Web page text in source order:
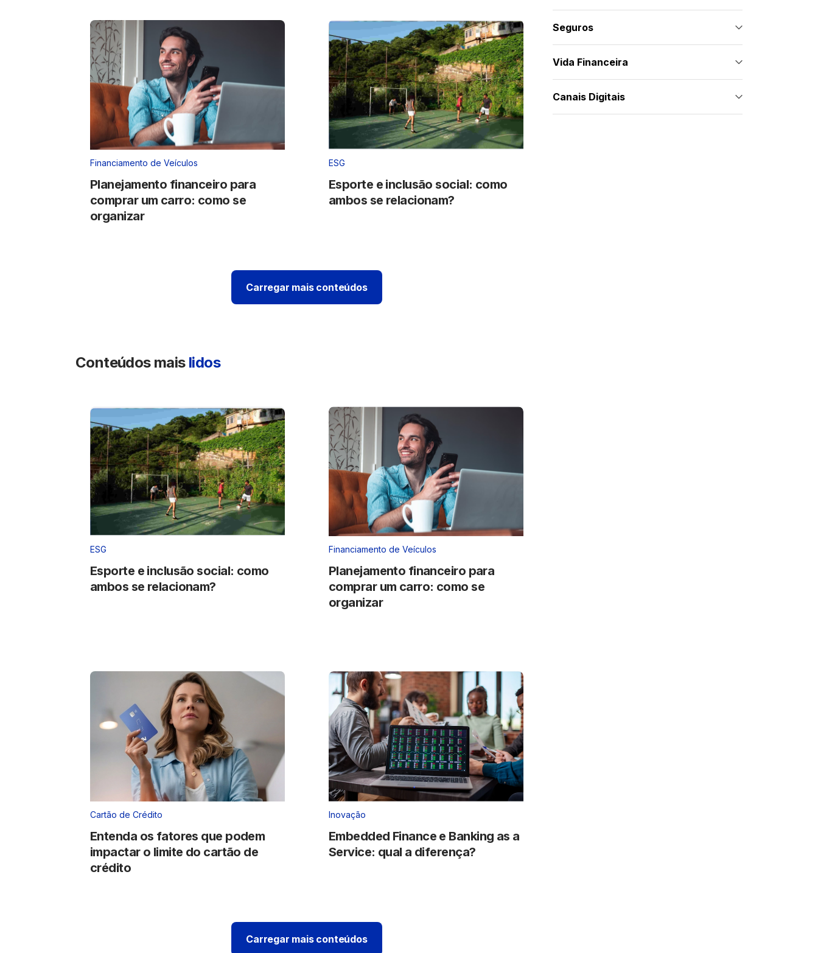
Financiamento de Veículos
Planejamento financeiro para
comprar um carro: como se
organizar
ESG
Esporte e inclusão social: como
ambos se relacionam?
Carregar mais conteúdos
Conteúdos mais lidos
ESG
Esporte e inclusão social: como
ambos se relacionam?
Financiamento de Veículos
Planejamento financeiro para
comprar um carro: como se
organizar
Cartão de Crédito
Entenda os fatores que podem
impactar o limite do cartão de
crédito
Inovação
Embedded Finance e Banking as a
Service: qual a diferença?
Carregar mais conteúdos
Seguros
Vida Financeira
Canais Digitais